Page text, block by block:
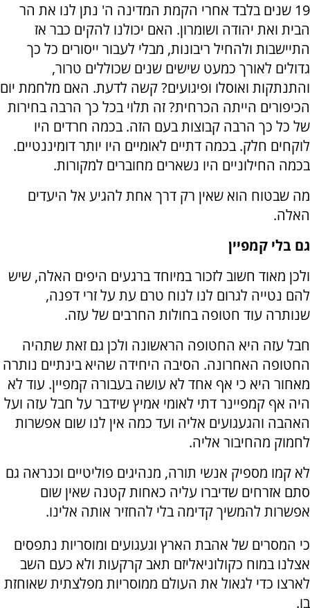
19 שנים בלבד אחרי הקמת המדינה ה' נתן לנו את הר
הבית ואת יהודה ושומרון. האם יכולנו להקים כבר אז
התיישבות ולהחיל ריבונות, מבלי לעבור ייסורים כל כך
גדולים לאורך כמעט שישים שנים שכוללים טרור,
והתנתקות ואוסלו ופיגועים? קשה לדעת. האם מלחמת יום
הכיפורים הייתה הכרחית? זה תלוי בכל כך הרבה בחירות
של כל כך הרבה קבוצות בעם הזה. בכמה חרדים היו
לוקחים חלק. בכמה דתיים לאומיים היו יותר דומיננטיים.
בכמה החילוניים היו נשארים מחוברים למקורות.
מה שבטוח הוא שאין רק דרך אחת להגיע אל היעדים
האלה.
גם בלי קמפיין
ולכן מאוד חשוב לזכור במיוחד ברגעים היפים האלה, שיש
להם נטייה לגרום לנו לנוח טרם עת על זרי דפנה,
שנותרה עוד חטופה בחולות החרבים של עזה.
חבל עזה היא החטופה הראשונה ולכן גם זאת שתהיה
החטופה האחרונה. הסיבה היחידה שהיא בינתיים נותרה
מאחור היא כי אף אחד לא עושה בעבורה קמפיין. עוד לא
היה אף קמפיינר דתי לאומי אמיץ שידבר על חבל עזה ועל
האהבה והגעגועים אליה ועד כמה אין לנו שום אפשרות
לחמוק מהחיבור אליה.
לא קמו מספיק אנשי תורה, מנהיגים פוליטיים וכנראה גם
סתם אזרחים שדיברו עליה כאחות קטנה שאין שום
אפשרות להמשיך קדימה בלי להחזיר אותה אלינו.
כי המסרים של אהבת הארץ וגעגועים ומוסריות נתפסים
אצלנו במוח כקולוניאליזם תאב קרקעות ולא כעם השב
לארצו כדי לגאול את העולם ממוסריות מפלצתית שאוחזת
בו.